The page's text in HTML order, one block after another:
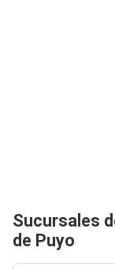
Sucursales
de Puyo